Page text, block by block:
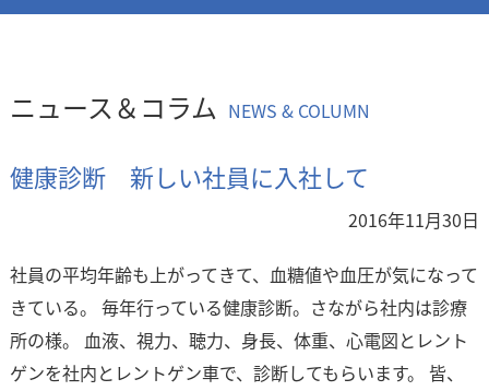
ニュース＆コラム NEWS & COLUMN
健康診断 新しい社員に入社して
2016年11月30日
社員の平均年齢も上がってきて、血糖値や血圧が気になって
きている。 毎年行っている健康診断。さながら社内は診療
所の様。 血液、視力、聴力、身長、体重、心電図とレント
ゲンを社内とレントゲン車で、診断してもらいます。 皆、